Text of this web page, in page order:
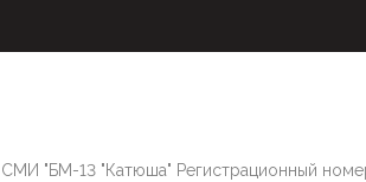
СМИ "БМ-13 "Катюша" Регистрационный